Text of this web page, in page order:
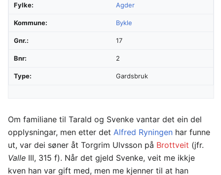
Fylke: Agder
Kommune: Bykle
Gnr.: 17
Bnr: 2
Type: Gardsbruk
Om familiane til Tarald og Svenke vantar det ein del
opplysningar, men etter det Alfred Ryningen har funne
ut, var dei søner åt Torgrim Ulvsson på Brottveit (jfr.
Valle III, 315 f). Når det gjeld Svenke, veit me ikkje
kven han var gift med, men me kjenner til at han